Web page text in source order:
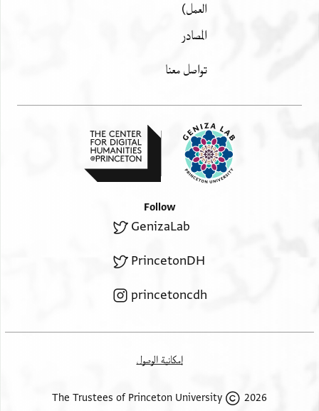
العمل)
المصادر
تواصل معنا
Follow
GenizaLab
PrincetonDH
princetoncdh
إمكانية الوصول
2026 The Trustees of Princeton University